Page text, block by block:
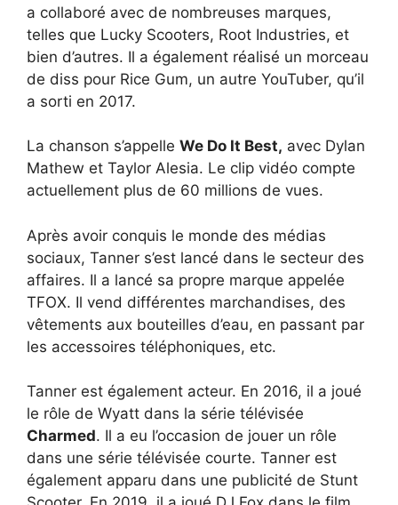
a collaboré avec de nombreuses marques,
telles que Lucky Scooters, Root Industries, et
bien d’autres. Il a également réalisé un morceau
de diss pour Rice Gum, un autre YouTuber, qu’il
a sorti en 2017.
La chanson s’appelle We Do It Best, avec Dylan
Mathew et Taylor Alesia. Le clip vidéo compte
actuellement plus de 60 millions de vues.
Après avoir conquis le monde des médias
sociaux, Tanner s’est lancé dans le secteur des
affaires. Il a lancé sa propre marque appelée
TFOX. Il vend différentes marchandises, des
vêtements aux bouteilles d’eau, en passant par
les accessoires téléphoniques, etc.
Tanner est également acteur. En 2016, il a joué
le rôle de Wyatt dans la série télévisée
Charmed. Il a eu l’occasion de jouer un rôle
dans une série télévisée courte. Tanner est
également apparu dans une publicité de Stunt